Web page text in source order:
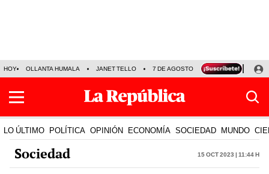
HOY OLLANTA HUMALA JANET TELLO 7 DE AGOSTO TINKA RESULTADOS
LO ÚLTIMO POLÍTICA OPINIÓN ECONOMÍA SOCIEDAD MUNDO
Sociedad 15 Oct 2023 | 11:44 h